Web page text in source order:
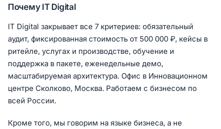
Почему IT Digital
IT Digital закрывает все 7 критериев: обязательный
аудит, фиксированная стоимость от 500 000 ₽, кейсы в
ритейле, услугах и производстве, обучение и
поддержка в пакете, еженедельные демо,
масштабируемая архитектура. Офис в Инновационном
центре Сколково, Москва. Работаем с бизнесом по
всей России.
Кроме того, мы говорим на языке бизнеса, а не